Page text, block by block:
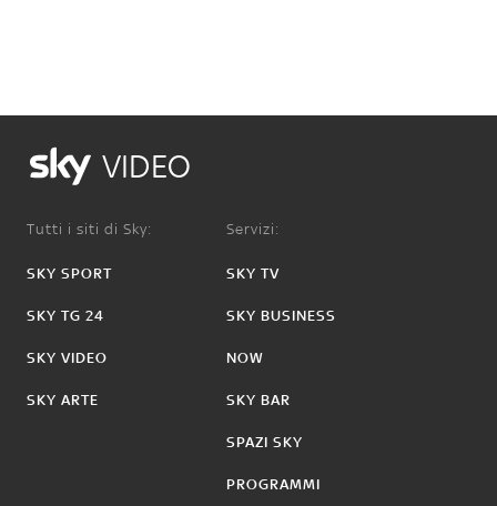
VIDEO
Tutti i siti di Sky:
SKY SPORT
SKY TG 24
SKY VIDEO
SKY ARTE
Servizi:
SKY TV
SKY BUSINESS
NOW
SKY BAR
SPAZI SKY
PROGRAMMI